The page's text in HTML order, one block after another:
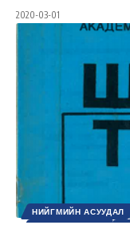
2020-03-01
НИЙГМИЙН АСУУДАЛ